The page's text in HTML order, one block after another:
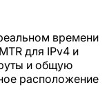
времени
для IPv4 и
и общую
расположение